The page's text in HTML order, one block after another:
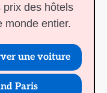
prix des hôtels
monde entier.
une voiture
Paris